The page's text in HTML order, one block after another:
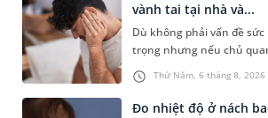
Thứ Năm, 6 tháng 8, 2026
vành tai tại nhà và...
Dù không phải vấn đề
trọng nhưng nếu chủ
người bệnh có thể phải
chứng. Nếu chưa xuất hiệ...
Đo nhiệt độ ở nách